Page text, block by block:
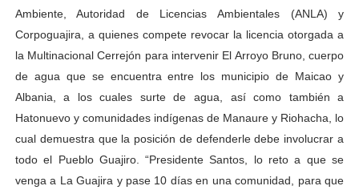
Ambiente, Autoridad de Licencias Ambientales (ANLA) y
Corpoguajira, a quienes compete revocar la licencia otorgada a
la Multinacional Cerrejón para intervenir El Arroyo Bruno, cuerpo
de agua que se encuentra entre los municipio de Maicao y
Albania, a los cuales surte de agua, así como también a
Hatonuevo y comunidades indígenas de Manaure y Riohacha, lo
cual demuestra que la posición de defenderle debe involucrar a
todo el Pueblo Guajiro. “Presidente Santos, lo reto a que se
venga a La Guajira y pase 10 días en una comunidad, para que